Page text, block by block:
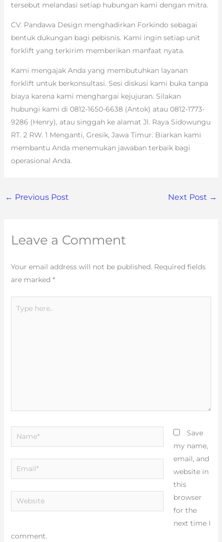
tersebut melandasi setiap hubungan kami dengan mitra.
CV. Pandawa Design menghadirkan Forkindo sebagai
bentuk dukungan bagi pebisnis. Kami ingin setiap unit
forklift yang terkirim memberikan manfaat nyata.
Kami mengajak Anda yang membutuhkan layanan
forklift untuk berkonsultasi. Sesi diskusi kami buka tanpa
biaya karena kami menghargai kejujuran. Silakan
hubungi kami di 0812-1650-6638 (Antok) atau 0812-1773-
9286 (Henry), atau singgah ke alamat Jl. Raya Sidowungu
RT. 2 RW. 1 Menganti, Gresik, Jawa Timur. Biarkan kami
membantu Anda menemukan jawaban terbaik bagi
operasional Anda.
← Previous Post Next Post →
Leave a Comment
Your email address will not be published. Required fields
are marked *
here..
Name*
Email*
Website
Save
my name,
email, and
website in
this
browser
for the
next time I
comment.